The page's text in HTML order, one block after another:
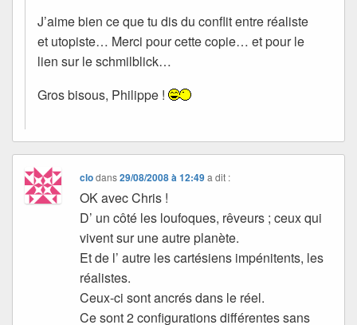
J’aime bien ce que tu dis du conflit entre réaliste
et utopiste… Merci pour cette copie… et pour le
lien sur le schmilblick…
Gros bisous, Philippe !
clodans29/08/2008 à 12:49 a dit :
OK avec Chris !
D’ un côté les loufoques, rêveurs ; ceux qui
vivent sur une autre planète.
Et de l’ autre les cartésiens impénitents, les
réalistes.
Ceux-ci sont ancrés dans le réel.
Ce sont 2 configurations différentes sans